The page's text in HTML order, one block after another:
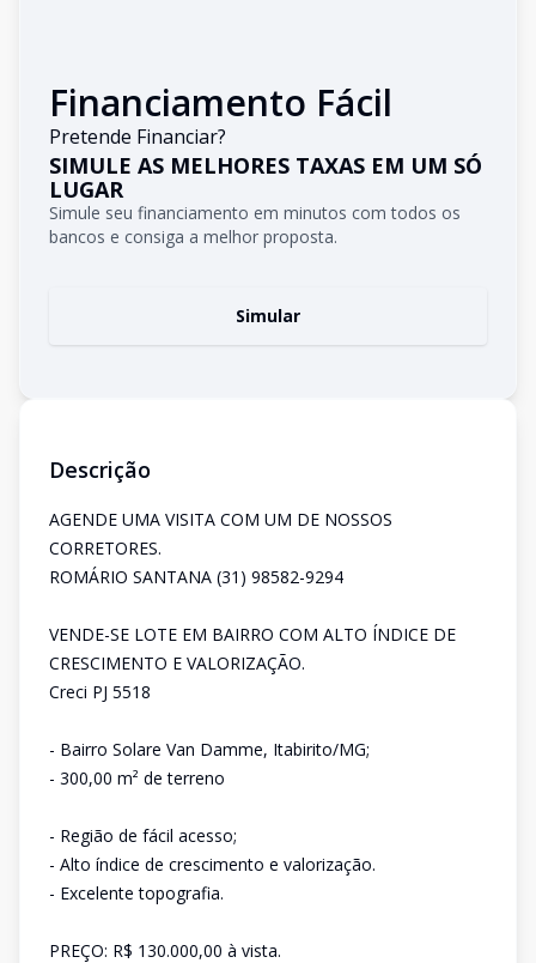
Financiamento Fácil
Pretende Financiar?
SIMULE AS MELHORES TAXAS EM UM SÓ
LUGAR
Simule seu financiamento em minutos com todos os
bancos e consiga a melhor proposta.
Simular
Descrição
AGENDE UMA VISITA COM UM DE NOSSOS
CORRETORES.
ROMÁRIO SANTANA (31) 98582-9294
VENDE-SE LOTE EM BAIRRO COM ALTO ÍNDICE DE
CRESCIMENTO E VALORIZAÇÃO.
Creci PJ 5518
- Bairro Solare Van Damme, Itabirito/MG;
- 300,00 m² de terreno
- Região de fácil acesso;
- Alto índice de crescimento e valorização.
- Excelente topografia.
PREÇO: R$ 130.000,00 à vista.